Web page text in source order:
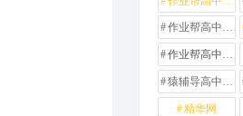
作业帮高中物理
作业帮高中语文
猿辅导高中物理
精华网